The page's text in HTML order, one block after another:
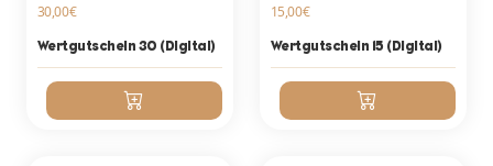
30,00€
Wertgutschein 30 (Digital)
15,00€
Wertgutschein 15 (Digital)